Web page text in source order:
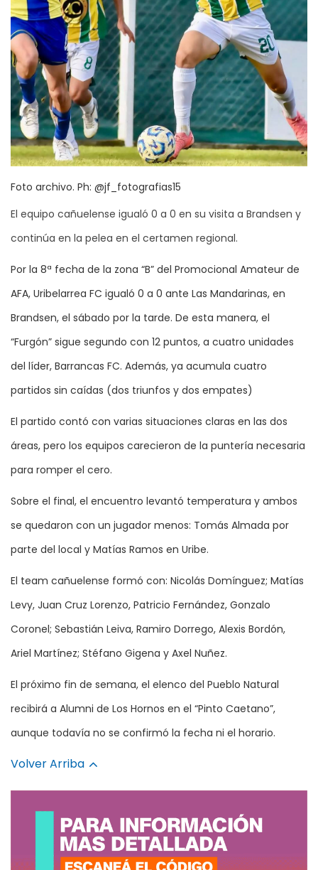
Foto archivo. Ph: @jf_fotografias15
El equipo cañuelense igualó 0 a 0 en su visita a Brandsen y
continúa en la pelea en el certamen regional.
Por la 8ª fecha de la zona “B” del Promocional Amateur de
AFA, Uribelarrea FC igualó 0 a 0 ante Las Mandarinas, en
Brandsen, el sábado por la tarde. De esta manera, el
“Furgón” sigue segundo con 12 puntos, a cuatro unidades
del líder, Barrancas FC. Además, ya acumula cuatro
partidos sin caídas (dos triunfos y dos empates)
El partido contó con varias situaciones claras en las dos
áreas, pero los equipos carecieron de la puntería necesaria
para romper el cero.
Sobre el final, el encuentro levantó temperatura y ambos
se quedaron con un jugador menos: Tomás Almada por
parte del local y Matías Ramos en Uribe.
El team cañuelense formó con: Nicolás Domínguez; Matías
Levy, Juan Cruz Lorenzo, Patricio Fernández, Gonzalo
Coronel; Sebastián Leiva, Ramiro Dorrego, Alexis Bordón,
Ariel Martínez; Stéfano Gigena y Axel Nuñez.
El próximo fin de semana, el elenco del Pueblo Natural
recibirá a Alumni de Los Hornos en el “Pinto Caetano”,
aunque todavía no se confirmó la fecha ni el horario.
Volver Arriba